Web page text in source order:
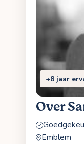
+8 jaar
Over
Emblem